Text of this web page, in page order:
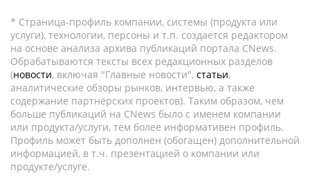
* Страница-профиль компании, системы (продукта или
услуги), технологии, персоны и т.п. создается редактором
на основе анализа архива публикаций портала CNews.
Обрабатываются тексты всех редакционных разделов
(новости, включая "Главные новости", статьи,
аналитические обзоры рынков, интервью, а также
содержание партнёрских проектов). Таким образом, чем
больше публикаций на CNews было с именем компании
или продукта/услуги, тем более информативен профиль.
Профиль может быть дополнен (обогащен) дополнительной
информацией, в т.ч. презентацией о компании или
продукте/услуге.